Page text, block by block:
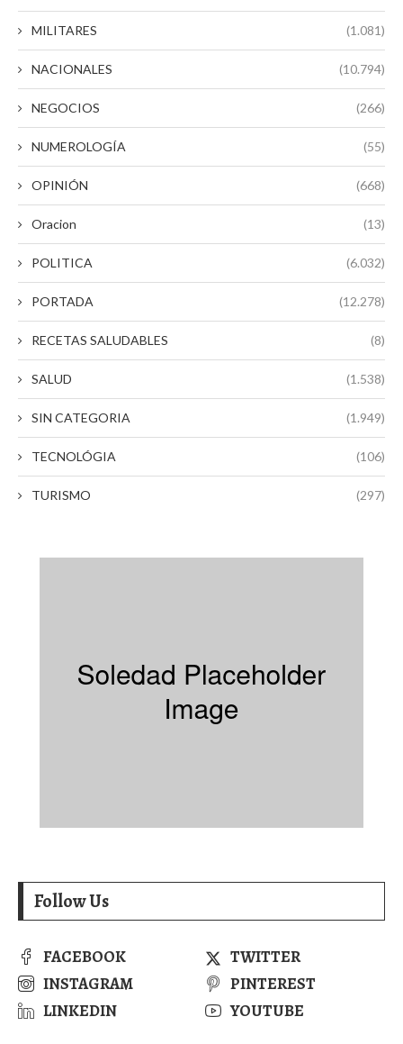
MILITARES (1.081)
NACIONALES (10.794)
NEGOCIOS (266)
NUMEROLOGÍA (55)
OPINIÓN (668)
Oracion (13)
POLITICA (6.032)
PORTADA (12.278)
RECETAS SALUDABLES (8)
SALUD (1.538)
SIN CATEGORIA (1.949)
TECNOLÓGIA (106)
TURISMO (297)
Follow Us
FACEBOOK
TWITTER
INSTAGRAM
PINTEREST
LINKEDIN
YOUTUBE